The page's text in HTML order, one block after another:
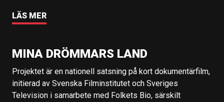
LÄS MER
MINA DRÖMMARS LAND
Projektet är en nationell satsning på kort dokumentärfilm,
initierad av Svenska Filminstitutet och Sveriges
Television i samarbete med Folkets Bio, särskilt